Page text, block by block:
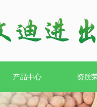
产品中心 资质